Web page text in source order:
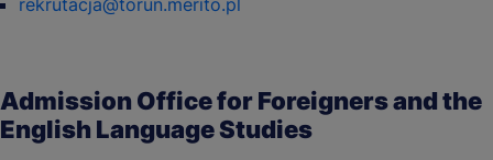
Admission Office for Foreigners and the
English Language Studies